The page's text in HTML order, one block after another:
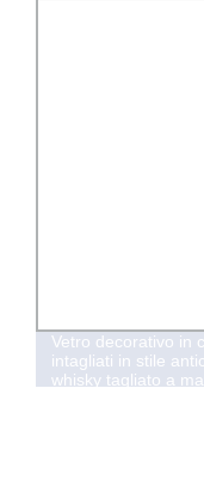
Vetro decorativo in
intagliati in stile
whisky tagliato a